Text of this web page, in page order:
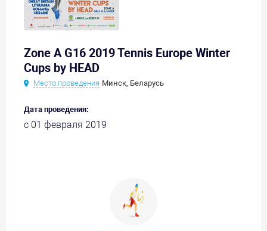
Zone A G16 2019 Tennis Europe Winter
Cups by HEAD
Место проведения Минск, Беларусь
Дата проведения:
с 01 февраля 2019